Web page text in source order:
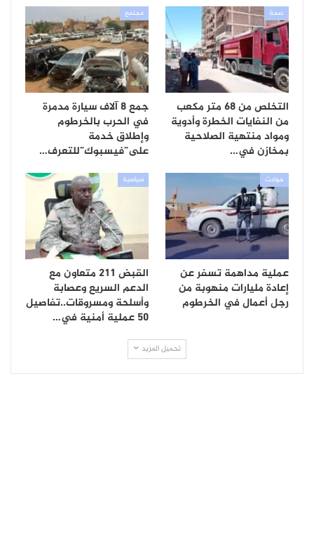
صحة
التخلص من 68 متر مكعب
من النفايات الخطرة وأدوية
ومواد منتهية الصلاحية
بمخازن في…
مجتمع
جمع 8 آلاف سيارة مدمرة
في الحرب بالخرطوم
وإطلاق خدمة
على”فيسبوك”للتعرف…
حوادث
عملية مداهمة تسفر عن
إعادة مليارات منهوبة من
رجل أعمال في الخرطوم
سياسية
القبض 211 متعاون مع
الدعم السريع وعصابة
وأسلحة ومسروقات..تفاصيل
50 عملية أمنية في…
تحميل المزيد